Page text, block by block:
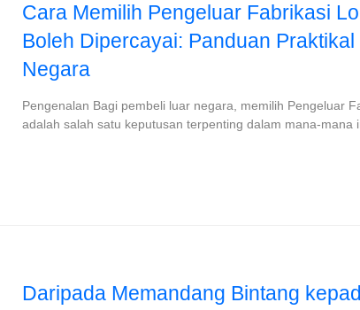
Cara Memilih Pengeluar Fabrikasi
Boleh Dipercayai: Panduan
Negara
Pengenalan Bagi pembeli luar negara, memilih Pengeluar
adalah salah satu keputusan terpenting dalam mana-mana
Daripada Memandang Bintang